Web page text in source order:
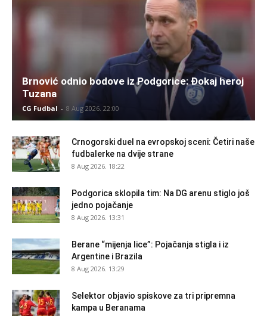
Brnović odnio bodove iz Podgorice: Đokaj heroj
Tuzana
CG Fudbal - 8 Aug 2026. 22:00
Crnogorski duel na evropskoj sceni: Četiri naše
fudbalerke na dvije strane
8 Aug 2026. 18:22
Podgorica sklopila tim: Na DG arenu stiglo još
jedno pojačanje
8 Aug 2026. 13:31
Berane “mijenja lice”: Pojačanja stigla i iz
Argentine i Brazila
8 Aug 2026. 13:29
Selektor objavio spiskove za tri pripremna
kampa u Beranama